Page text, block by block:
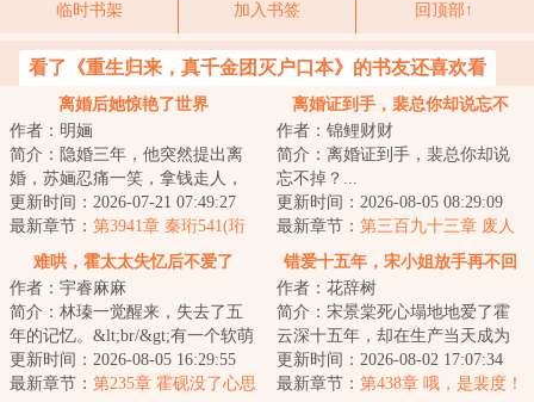
临时书架 加入书签 回顶部↑
看了《重生归来，真千金团灭户口本》的书友还喜欢看
离婚后她惊艳了世界
作者：明婳
简介：隐婚三年，他突然提出离
婚，苏婳忍痛一笑，拿钱走人，
从此踏上开挂之路，修宝，鉴
宝，轻松玩转古玩...
更新时间：2026-07-21 07:49:27
最新章节： 第3941章 秦珩541(珩
离婚证到手，裴总你却说忘不
掉？
作者：锦鲤财财
简介：离婚证到手，裴总你却说
忘不掉？...
更新时间：2026-08-05 08:29:09
最新章节： 第三百九十三章 废人
难哄，霍太太失忆后不爱了
作者：宇睿麻麻
简介：林瑧一觉醒来，失去了五
年的记忆。&lt;br/&gt;有一个软萌
奶团，怯生生地叫她妈妈，还有
一个冷脸男...
更新时间：2026-08-05 16:29:55
最新章节： 第235章 霍砚没了心思
错爱十五年，宋小姐放手再不回
作者：花辞树
简介：宋景棠死心塌地地爱了霍
云深十五年，却在生产当天成为
了植物人。而霍云深却贴在她耳
边温柔呢喃：“...
更新时间：2026-08-02 17:07:34
最新章节： 第438章 哦，是裴度！